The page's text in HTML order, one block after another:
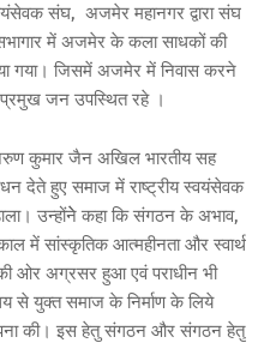
संघ, अजमेर महानगर द्वारा संघ
में अजमेर के कला साधकों की
गया। जिसमें अजमेर में निवास करने
प्रमुख जन उपस्थित रहे ।
कुमार जैन अखिल भारतीय सह
देते हुए समाज में राष्ट्रीय स्वयंसेवक
उन्होंनेे कहा कि संगठन के अभाव,
में सांस्कृतिक आत्महीनता और स्वार्थ
ओर अग्रसर हुआ एवं पराधीन भी
से युक्त समाज के निर्माण के लिये
की। इस हेतु संगठन और संगठन हेतु